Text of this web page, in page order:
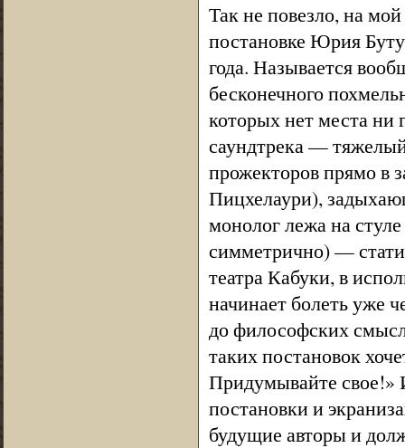
Так не повезло, на
постановке Юрия
года. Называется
бесконечного
которых нет места ни
саундтрека —
прожекторов прямо в
Пицхелаури),
монолог лежа на
симметрично) —
театра Кабуки, в
начинает болеть уже
до философских
таких постановок
Придумывайте свое!»
постановки и
будущие авторы и